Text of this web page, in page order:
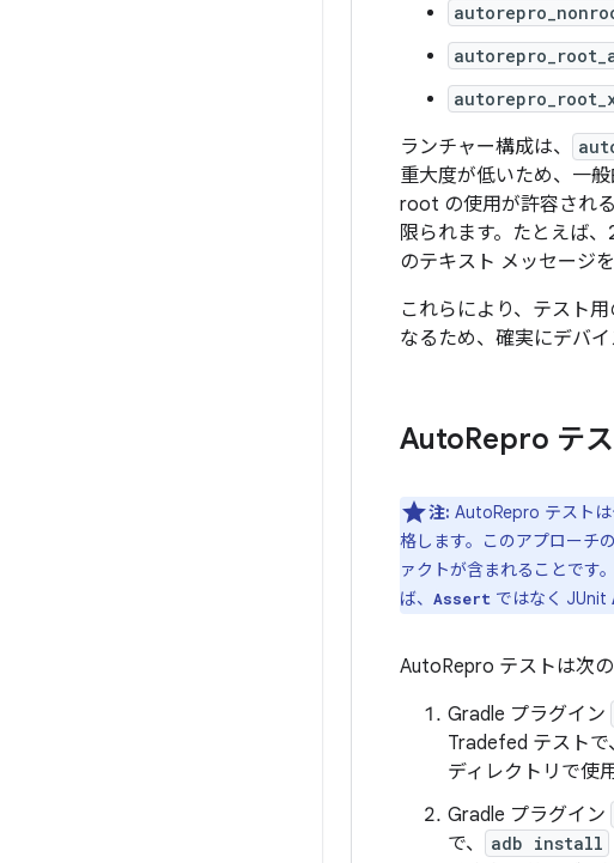
ランチャー構成は、
重大度が低いため、一
root の使用が許容され
限られます。たとえば
のテキスト メッセージ
これらにより、テスト
なるため、確実にデバ
AutoRepro テ
注: AutoRepro テスト
格します。このアプローチ
ァクトが含まれることです
ば、 Assert ではなく JUnit
AutoRepro テストは次
Gradle プラグイン
Tradefed テスト
ディレクトリで使
Gradle プラグイン
で、
adb install